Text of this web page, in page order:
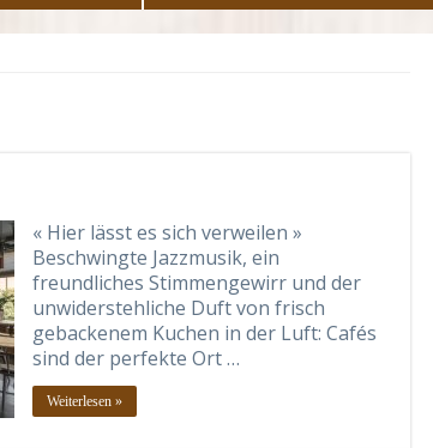
« Hier lässt es sich verweilen »
Beschwingte Jazzmusik, ein
freundliches Stimmengewirr und der
unwiderstehliche Duft von frisch
gebackenem Kuchen in der Luft: Cafés
sind der perfekte Ort …
Weiterlesen »